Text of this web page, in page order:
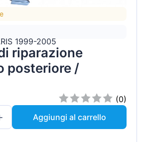
1999-2005
riparazione
posteriore /
(0)
Aggiungi al carrello